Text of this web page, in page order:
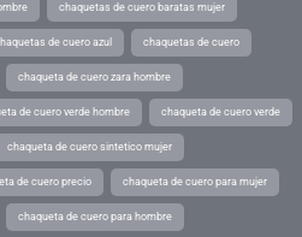
chaquetas de cuero baratas mujer
de cuero azul chaquetas de cuero
chaqueta de cuero zara hombre
de cuero verde hombre chaqueta de cuero verde
chaqueta de cuero sintetico mujer
de cuero precio chaqueta de cuero para mujer
chaqueta de cuero para hombre